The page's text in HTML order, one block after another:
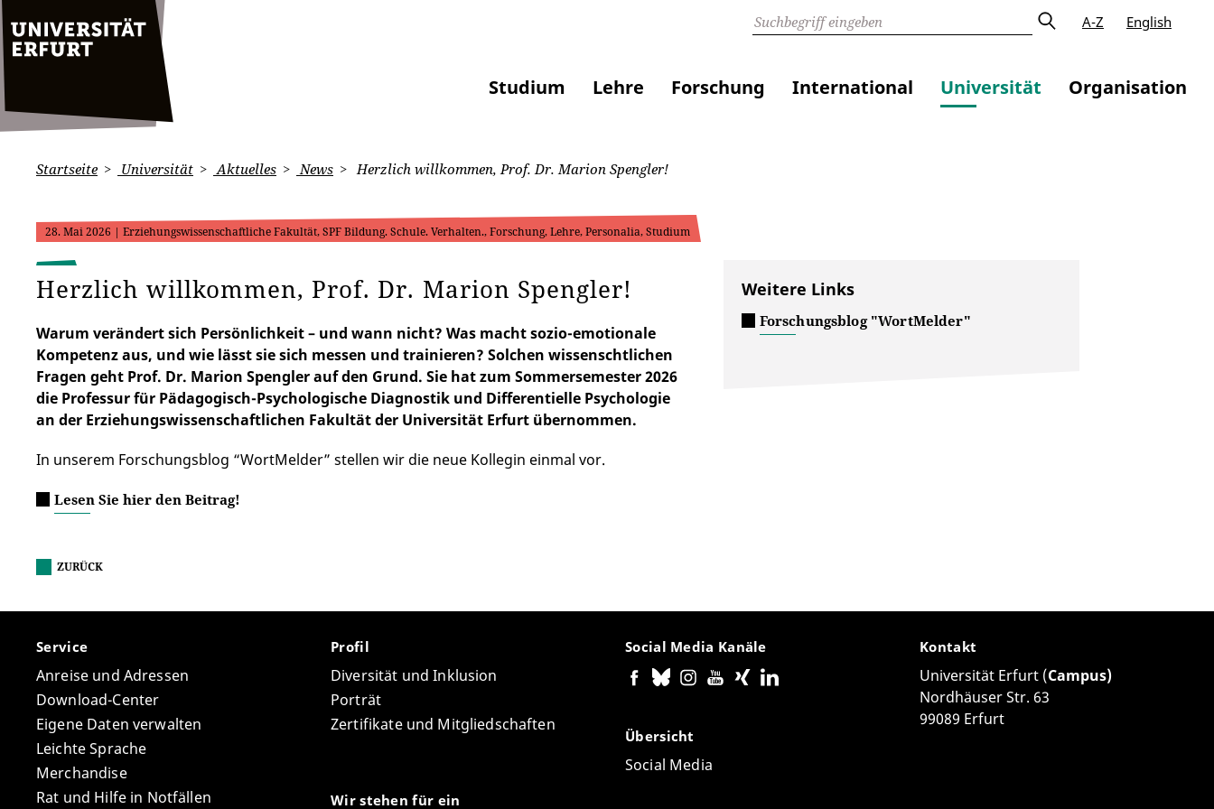
A-Z English
Studium Lehre Forschung International Universität Organisation
Startseite Universität Aktuelles News Herzlich willkommen, Prof. Dr. Marion Spengler!
28. Mai 2026 | Erziehungswissenschaftliche Fakultät, SPF Bildung. Schule. Verhalten., Forschung, Lehre, Personalia, Studium
Herzlich willkommen, Prof. Dr. Marion Spengler!
Warum verändert sich Persönlichkeit – und wann nicht? Was macht sozio-emotionale
Kompetenz aus, und wie lässt sie sich messen und trainieren? Solchen wissenschtlichen
Fragen geht Prof. Dr. Marion Spengler auf den Grund. Sie hat zum Sommersemester 2026
die Professur für Pädagogisch-Psychologische Diagnostik und Differentielle Psychologie
an der Erziehungswissenschaftlichen Fakultät der Universität Erfurt übernommen.
In unserem Forschungsblog “WortMelder” stellen wir die neue Kollegin einmal vor.
Lesen Sie hier den Beitrag!
Weitere Links
Forschungsblog "WortMelder"
ZURÜCK
Service
Anreise und Adressen
Download-Center
Eigene Daten verwalten
Leichte Sprache
Merchandise
Rat und Hilfe in Notfällen
Profil
Diversität und Inklusion
Porträt
Zertifikate und Mitgliedschaften
Wir stehen für ein
Social Media Kanäle
Übersicht
Social Media
Kontakt
Universität Erfurt (Campus)
Nordhäuser Str. 63
99089 Erfurt